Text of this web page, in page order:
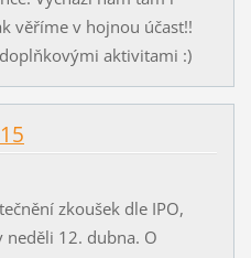
věříme v hojnou účast!!
aktivitami :)
zkoušek dle IPO,
12. dubna. O